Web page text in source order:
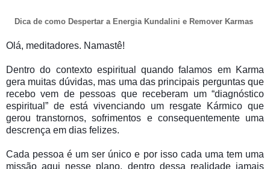
Dica de como Despertar a Energia Kundalini e Remover Karmas
Olá, meditadores. Namastê!
Dentro do contexto espiritual quando falamos em Karma
gera muitas dúvidas, mas uma das principais perguntas que
recebo vem de pessoas que receberam um “diagnóstico
espiritual” de está vivenciando um resgate Kármico que
gerou transtornos, sofrimentos e consequentemente uma
descrença em dias felizes.
Cada pessoa é um ser único e por isso cada uma tem uma
missão aqui nesse plano, dentro dessa realidade jamais